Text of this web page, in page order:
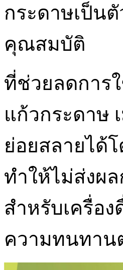
กระดาษเป็น
คุณสมบัติ
ที่ช่วยลดการ
แก้วกระดาษ
ย่อยสลายได้
ทำให้ไม่ส่งผ
สำหรับเครื่อ
ความทนทาน